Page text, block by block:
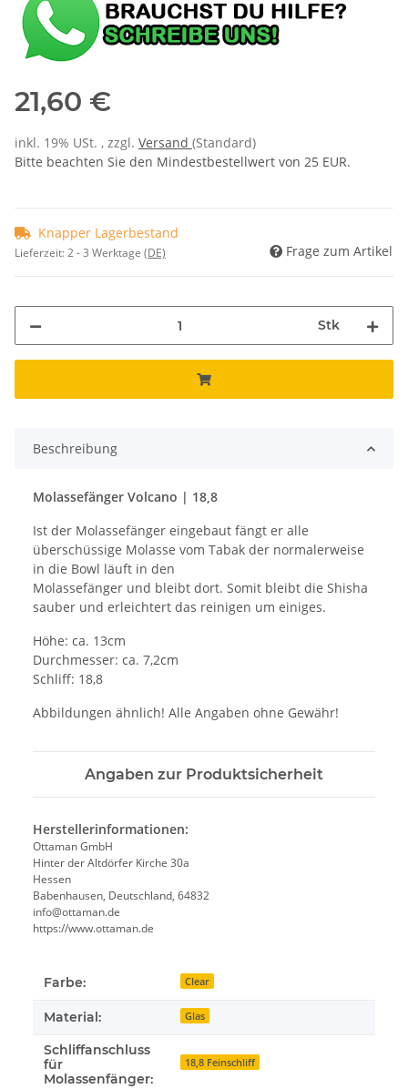
21,60 €
inkl. 19% USt. , zzgl. Versand (Standard)
Bitte beachten Sie den Mindestbestellwert von 25 EUR.
Knapper Lagerbestand
Lieferzeit:2 - 3 Werktage (DE) Frage zum Artikel
Stk
Beschreibung
Molassefänger Volcano | 18,8
Ist der Molassefänger eingebaut fängt er alle
überschüssige Molasse vom Tabak der normalerweise
in die Bowl läuft in den
Molassefänger und bleibt dort. Somit bleibt die Shisha
sauber und erleichtert das reinigen um einiges.
Höhe: ca. 13cm
Durchmesser: ca. 7,2cm
Schliff: 18,8
Abbildungen ähnlich! Alle Angaben ohne Gewähr!
Angaben zur Produktsicherheit
Herstellerinformationen:
Ottaman GmbH
Hinter der Altdörfer Kirche 30a
Hessen
Babenhausen, Deutschland, 64832
info@ottaman.de
https://www.ottaman.de
Farbe: Clear
Material: Glas
Schliffanschluss
für
Molassenfänger:
18,8 Feinschliff